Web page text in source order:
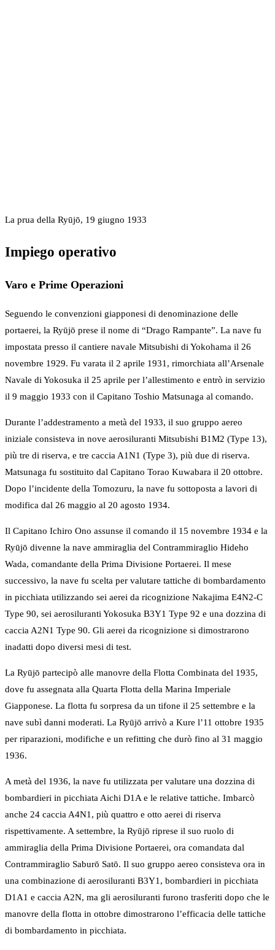
La prua della Ryūjō, 19 giugno 1933
Impiego operativo
Varo e Prime Operazioni
Seguendo le convenzioni giapponesi di denominazione delle
portaerei, la Ryūjō prese il nome di “Drago Rampante”. La nave fu
impostata presso il cantiere navale Mitsubishi di Yokohama il 26
novembre 1929. Fu varata il 2 aprile 1931, rimorchiata all’Arsenale
Navale di Yokosuka il 25 aprile per l’allestimento e entrò in servizio
il 9 maggio 1933 con il Capitano Toshio Matsunaga al comando.
Durante l’addestramento a metà del 1933, il suo gruppo aereo
iniziale consisteva in nove aerosiluranti Mitsubishi B1M2 (Type 13),
più tre di riserva, e tre caccia A1N1 (Type 3), più due di riserva.
Matsunaga fu sostituito dal Capitano Torao Kuwabara il 20 ottobre.
Dopo l’incidente della Tomozuru, la nave fu sottoposta a lavori di
modifica dal 26 maggio al 20 agosto 1934.
Il Capitano Ichiro Ono assunse il comando il 15 novembre 1934 e la
Ryūjō divenne la nave ammiraglia del Contrammiraglio Hideho
Wada, comandante della Prima Divisione Portaerei. Il mese
successivo, la nave fu scelta per valutare tattiche di bombardamento
in picchiata utilizzando sei aerei da ricognizione Nakajima E4N2-C
Type 90, sei aerosiluranti Yokosuka B3Y1 Type 92 e una dozzina di
caccia A2N1 Type 90. Gli aerei da ricognizione si dimostrarono
inadatti dopo diversi mesi di test.
La Ryūjō partecipò alle manovre della Flotta Combinata del 1935,
dove fu assegnata alla Quarta Flotta della Marina Imperiale
Giapponese. La flotta fu sorpresa da un tifone il 25 settembre e la
nave subì danni moderati. La Ryūjō arrivò a Kure l’11 ottobre 1935
per riparazioni, modifiche e un refitting che durò fino al 31 maggio
1936.
A metà del 1936, la nave fu utilizzata per valutare una dozzina di
bombardieri in picchiata Aichi D1A e le relative tattiche. Imbarcò
anche 24 caccia A4N1, più quattro e otto aerei di riserva
rispettivamente. A settembre, la Ryūjō riprese il suo ruolo di
ammiraglia della Prima Divisione Portaerei, ora comandata dal
Contrammiraglio Saburō Satō. Il suo gruppo aereo consisteva ora in
una combinazione di aerosiluranti B3Y1, bombardieri in picchiata
D1A1 e caccia A2N, ma gli aerosiluranti furono trasferiti dopo che le
manovre della flotta in ottobre dimostrarono l’efficacia delle tattiche
di bombardamento in picchiata.